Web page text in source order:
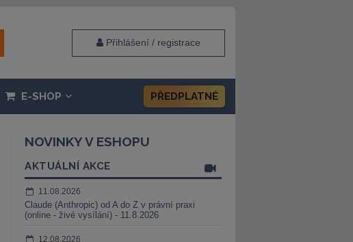
Přihlášení / registrace
E-SHOP PŘEDPLATNÉ
NOVINKY V ESHOPU
AKTUÁLNÍ AKCE
11.08.2026
Claude (Anthropic) od A do Z v právní praxi
(online - živé vysílání) - 11.8.2026
12.08.2026